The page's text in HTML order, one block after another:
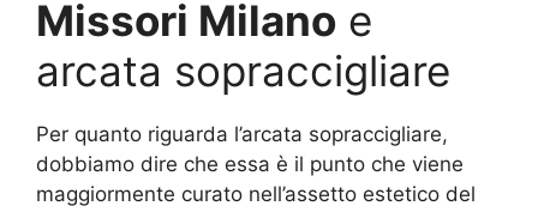
Missori Milano e
arcata sopraccigliare
Per quanto riguarda l’arcata sopraccigliare,
dobbiamo dire che essa è il punto che viene
maggiormente curato nell’assetto estetico del